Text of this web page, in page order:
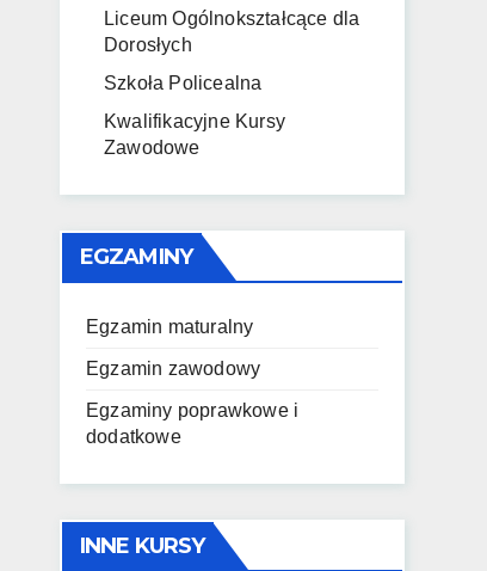
Liceum Ogólnokształcące dla
Dorosłych
Szkoła Policealna
Kwalifikacyjne Kursy
Zawodowe
EGZAMINY
Egzamin maturalny
Egzamin zawodowy
Egzaminy poprawkowe i
dodatkowe
INNE KURSY